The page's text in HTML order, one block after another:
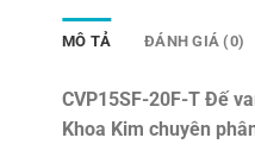
MÔ TẢ ĐÁNH GIÁ (0)
CVP15SF-20F-T Đế
Khoa Kim chuyên